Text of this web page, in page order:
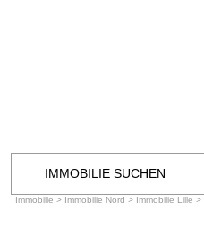
IMMOBILIE SUCHEN
Immobilie > Immobilie Nord > Immobilie Lille >